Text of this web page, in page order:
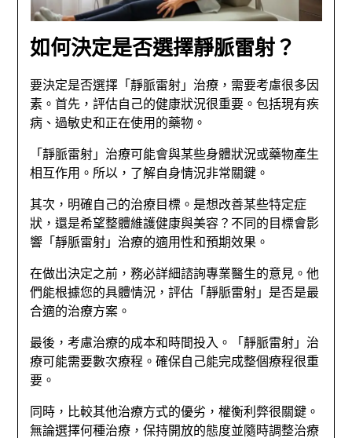
如何決定是否選擇靜脈雷射？
要決定是否選擇「靜脈雷射」治療，需要考慮很多因
素。首先，評估自己的健康狀況很重要。包括現有疾
病、過敏史和正在使用的藥物。
「靜脈雷射」治療可能會與某些身體狀況或藥物產生
相互作用。所以，了解自身情況非常關鍵。
其次，明確自己的治療目標。是想改善某些特定症
狀，還是希望整體維護健康與美容？不同的目標會影
響「靜脈雷射」治療的適用性和預期效果。
在做出決定之前，務必詳細諮詢專業醫生的意見。他
們能根據您的具體情況，評估「靜脈雷射」是否是最
合適的治療方案。
最後，考慮治療的成本和時間投入。「靜脈雷射」治
療可能需要數次療程。確保自己能完成整個療程很重
要。
同時，比較其他治療方式的優劣，權衡利弊很關鍵。
無論選擇何種治療，保持開放的態度並隨時調整治療